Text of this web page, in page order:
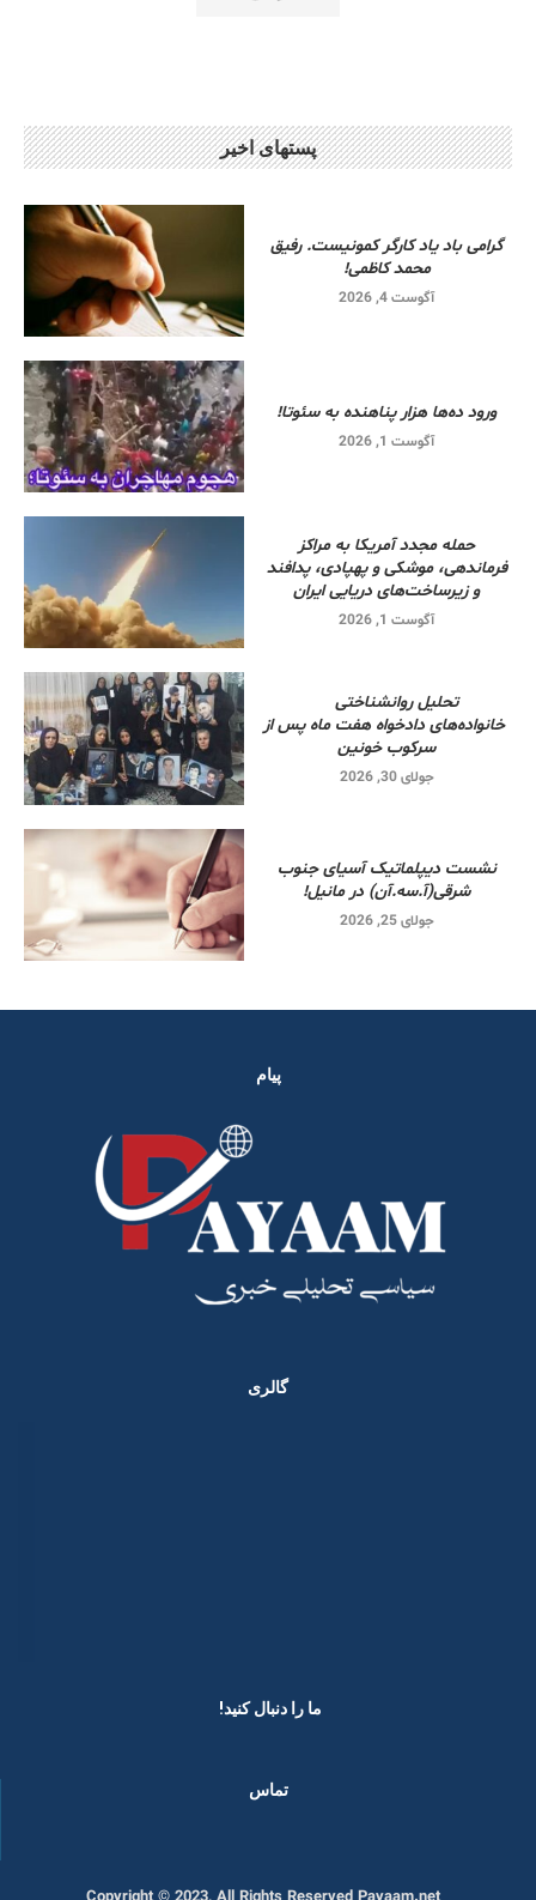
پستهای اخیر
گرامی باد یاد کارگر کمونیست. رفیق
محمد کاظمی!
آگوست 4, 2026
ورود ده‌ها هزار پناهنده به سئوتا!
آگوست 1, 2026
حمله مجدد آمریکا به مراکز
فرماندهی، موشکی و پهپادی، پدافند
و زیرساخت‌های دریایی ایران
آگوست 1, 2026
تحلیل روانشناختی
خانواده‌های دادخواه هفت ماه پس از
سرکوب خونین
جولای 30, 2026
نشست دیپلماتیک آسیای جنوب
شرقی‌(آ.سه.آن) در مانیل!
جولای 25, 2026
پیام
گالری
ما را دنبال کنید! ​
تماس